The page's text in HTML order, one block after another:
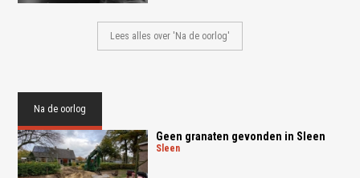
Lees alles over 'Na de oorlog'
Na de oorlog
Geen granaten gevonden in Sleen
sleen